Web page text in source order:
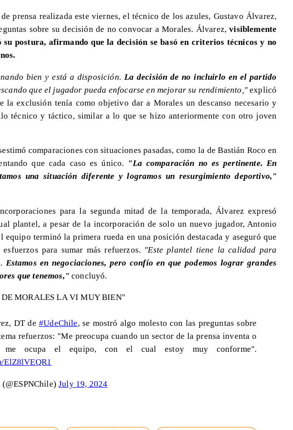
prensa realizada este viernes, el técnico de los azules, Gustavo Álvarez,
sobre su decisión de no convocar a Morales. Álvarez,visiblemente
su postura, afirmando que la decisión se basó en criterios técnicos y no
bien y está a disposición. La decisión de no incluirlo en el partido
que el jugador pueda enfocarse en mejorar su rendimiento,"explicó
la exclusión tenía como objetivo dar a Morales un descanso necesario y
técnico y táctico, similar a lo que se hizo anteriormente con otro joven
comparaciones con situaciones pasadas, como la de Bastián Roco en
que cada caso es único.
"La comparación no es pertinente. En
una situación diferente y logramos un resurgimiento deportivo,"
para la segunda mitad de la temporada, Álvarez expresó
plantel, a pesar de la incorporación de solo un nuevo jugador, Antonio
equipo terminó la primera rueda en una posición destacada y aseguró que
para sumar más refuerzos. "Este plantel tiene la calidad para
Estamos en negociaciones, pero confío en que podemos lograr grandes
que tenemos,"concluyó.
MORALES LA VI MUY BIEN"
DT de#UdeChile, se mostró algo molesto con las preguntas sobre
refuerzos: "Me preocupa cuando un sector de la prensa inventa o
me ocupa el equipo, con el cual estoy muy conforme".
ElZ8lVEQR1
July 19, 2024